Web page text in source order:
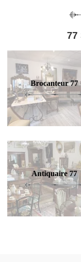
77
Brocanteur 77
Antiquaire 77